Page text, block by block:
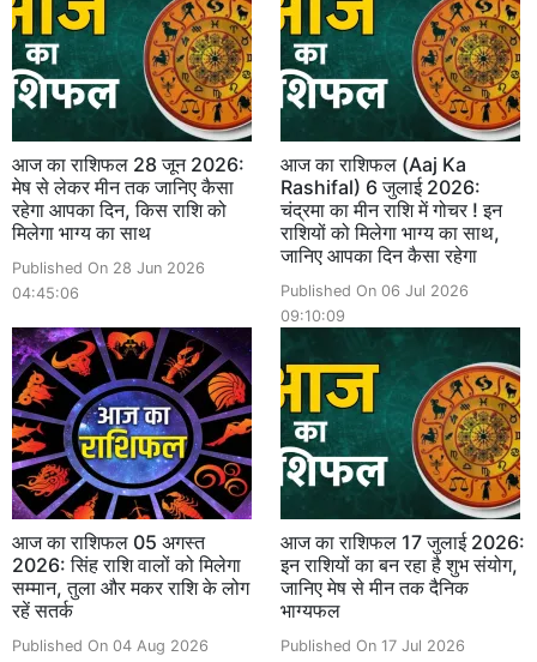
आज का राशिफल 28 जून 2026:
मेष से लेकर मीन तक जानिए कैसा
रहेगा आपका दिन, किस राशि को
मिलेगा भाग्य का साथ
Published On 28 Jun 2026
04:45:06
आज का राशिफल (Aaj Ka
Rashifal) 6 जुलाई 2026:
चंद्रमा का मीन राशि में गोचर ! इन
राशियों को मिलेगा भाग्य का साथ,
जानिए आपका दिन कैसा रहेगा
Published On 06 Jul 2026
09:10:09
आज का राशिफल 05 अगस्त
2026: सिंह राशि वालों को मिलेगा
सम्मान, तुला और मकर राशि के लोग
रहें सतर्क
Published On 04 Aug 2026
आज का राशिफल 17 जुलाई 2026:
इन राशियों का बन रहा है शुभ संयोग,
जानिए मेष से मीन तक दैनिक
भाग्यफल
Published On 17 Jul 2026